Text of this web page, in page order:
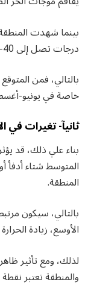
بينما شهدت
درجات تصل إلى 40-48°C في مصر.
بالتالي، فمن
خاصة في يونيو-أغسطس
ثانيآ- تغيرات في
بناء علي ذلك، قد
المتوسط شتاء أدفأ
المنطقة.
بالتالي، سيكون
الأوسع، زيادة
والمنطقة تعتبر